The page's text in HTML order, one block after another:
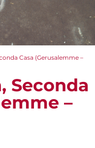
Casa (Gerusalemme –
Seconda
–